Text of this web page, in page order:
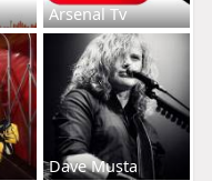
Arsenal Tv
Dave Musta